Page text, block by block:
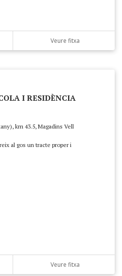
Veure fitxa
I RESIDÈNCIA
km 43.5, Magadins Vell
al gos un tracte proper i
Veure fitxa